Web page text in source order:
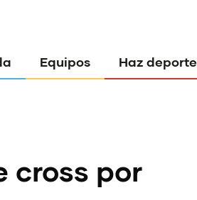
Equipos Haz deporte
cross por